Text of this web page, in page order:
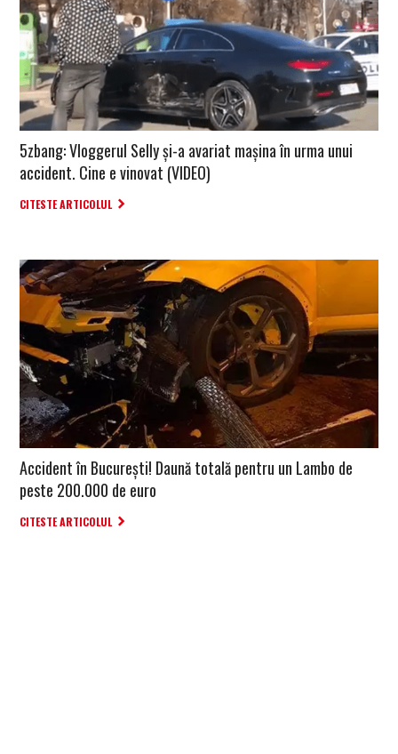
5zbang: Vloggerul Selly și-a avariat mașina în urma unui
accident. Cine e vinovat (VIDEO)
CITESTE ARTICOLUL
Accident în București! Daună totală pentru un Lambo de
peste 200.000 de euro
CITESTE ARTICOLUL